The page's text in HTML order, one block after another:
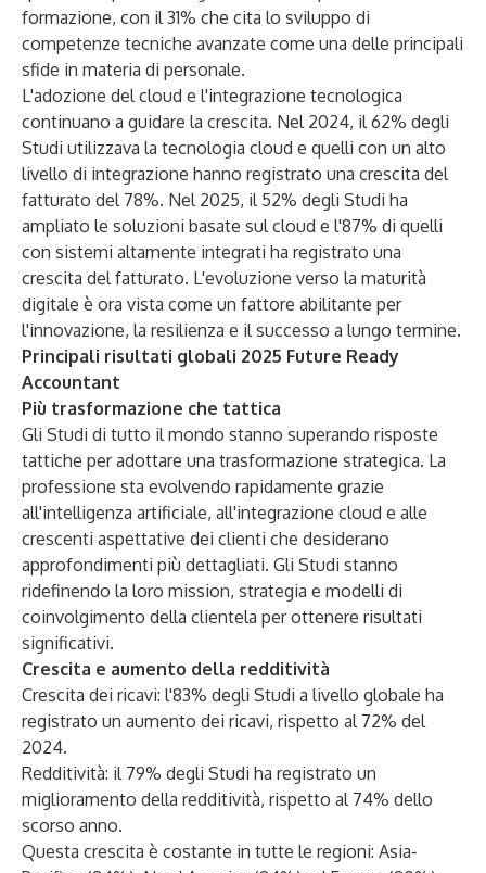
formazione, con il 31% che cita lo sviluppo di
competenze tecniche avanzate come una delle principali
sfide in materia di personale.
L'adozione del cloud e l'integrazione tecnologica
continuano a guidare la crescita. Nel 2024, il 62% degli
Studi utilizzava la tecnologia cloud e quelli con un alto
livello di integrazione hanno registrato una crescita del
fatturato del 78%. Nel 2025, il 52% degli Studi ha
ampliato le soluzioni basate sul cloud e l'87% di quelli
con sistemi altamente integrati ha registrato una
crescita del fatturato. L'evoluzione verso la maturità
digitale è ora vista come un fattore abilitante per
l'innovazione, la resilienza e il successo a lungo termine.
Principali risultati globali 2025 Future Ready
Accountant
Più trasformazione che tattica
Gli Studi di tutto il mondo stanno superando risposte
tattiche per adottare una trasformazione strategica. La
professione sta evolvendo rapidamente grazie
all'intelligenza artificiale, all'integrazione cloud e alle
crescenti aspettative dei clienti che desiderano
approfondimenti più dettagliati. Gli Studi stanno
ridefinendo la loro mission, strategia e modelli di
coinvolgimento della clientela per ottenere risultati
significativi.
Crescita e aumento della redditività
Crescita dei ricavi: l'83% degli Studi a livello globale ha
registrato un aumento dei ricavi, rispetto al 72% del
2024.
Redditività: il 79% degli Studi ha registrato un
miglioramento della redditività, rispetto al 74% dello
scorso anno.
Questa crescita è costante in tutte le regioni: Asia-